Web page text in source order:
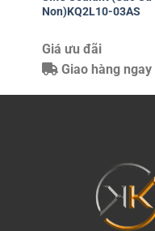
Non)KQ2L10-03AS
Giá ưu đãi
Giao hàng ngay